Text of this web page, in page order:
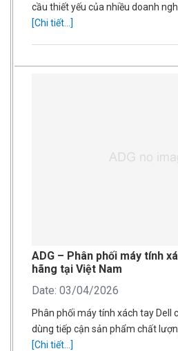
cầu thiết yếu của nhiều doanh
[Chi tiết...]
ADG – Phân phối máy tính
hãng tại Việt Nam
Date: 03/04/2026
Phân phối máy tính xách tay Dell
dùng tiếp cận sản phẩm chất
[Chi tiết...]